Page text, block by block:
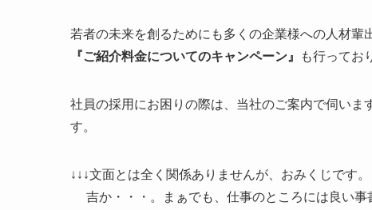
若者の未来を創るためにも多くの企業様への人材輩
『ご紹介料金についてのキャンペーン』
も行ってお
社員の採用にお困りの際は、当社のご案内で伺いま
す。
↓↓↓文面とは全く関係ありませんが、おみくじです。
吉か・・・。まぁでも、仕事のところには良い事